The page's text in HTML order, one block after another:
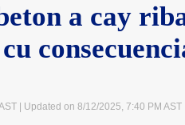
a cay
| Updated on 8/12/2025, 7:40 PM AST